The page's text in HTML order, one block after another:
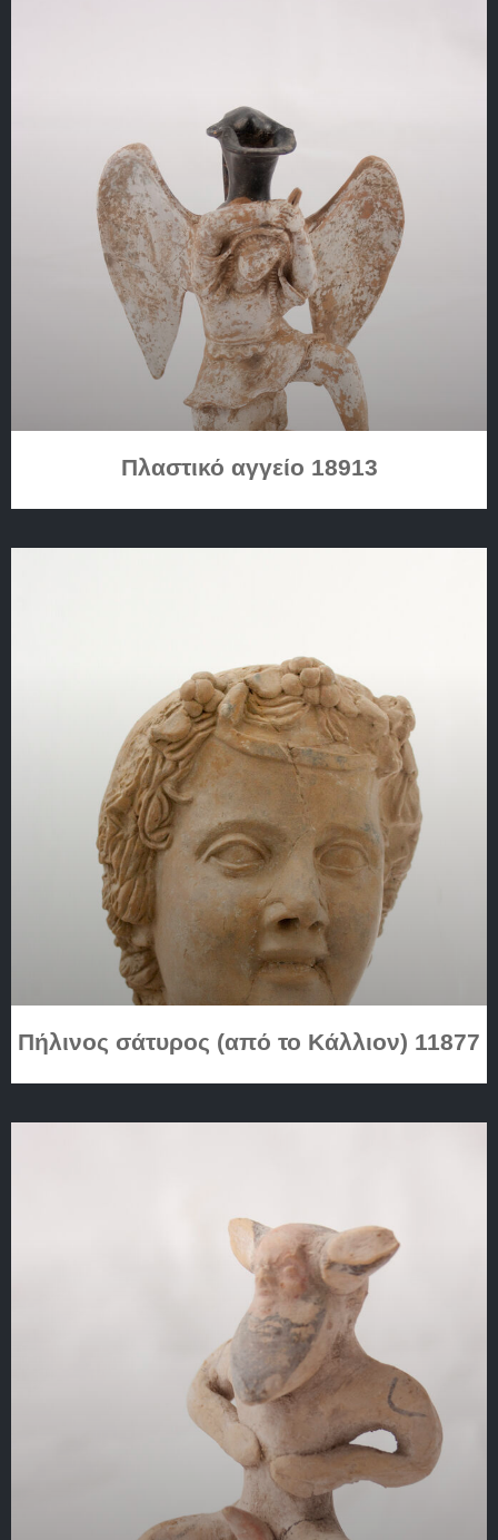
Πλαστικό αγγείο 18913
Πήλινος σάτυρος (από το Κάλλιον) 11877